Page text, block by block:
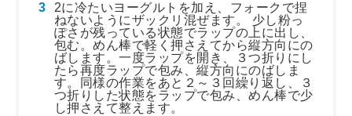
2に冷たいヨーグルトを加え、フォークで捏
ねないようにザックリ混ぜます。 少し粉っ
ぽさが残っている状態でラップの上に出し、
包む。めん棒で軽く押さえてから縦方向にの
ばします。一度ラップを開き、３つ折りにし
たら再度ラップで包み、縦方向にのばしま
す。同様の作業をあと２～３回繰り返し、３
つ折りした状態をラップで包み、めん棒で少
し押さえて整えます。